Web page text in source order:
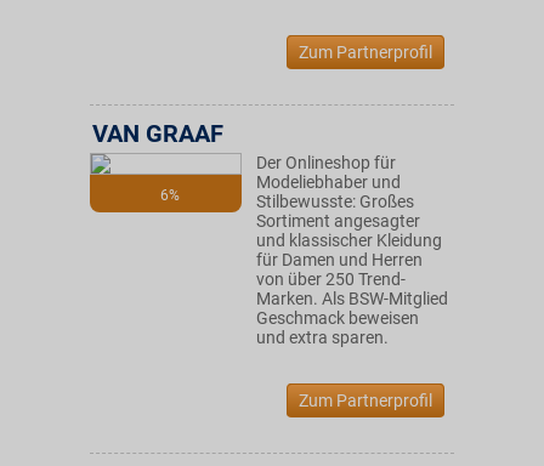
Zum Partnerprofil
6%
VAN GRAAF
Der Onlineshop für
Modeliebhaber und
Stilbewusste: Großes
Sortiment angesagter
und klassischer Kleidung
für Damen und Herren
von über 250 Trend-
Marken. Als BSW-Mitglied
Geschmack beweisen
und extra sparen.
Zum Partnerprofil